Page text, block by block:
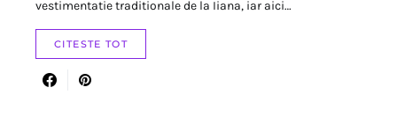
vestimentatie traditionale de la Iiana, iar aici…
CITESTE TOT